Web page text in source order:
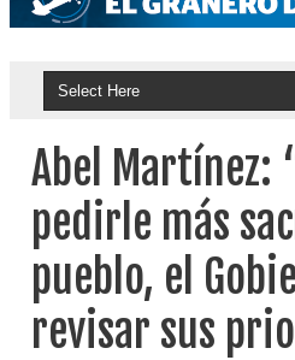
Abel Martínez:
pedirle más
pueblo, el
revisar sus